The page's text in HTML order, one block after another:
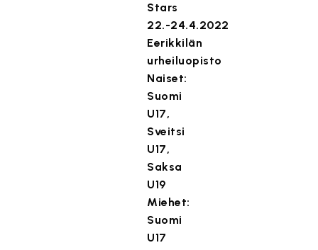
Stars
22.-24.4.2022
Eerikkilän
urheiluopisto
Naiset:
Suomi
U17,
Sveitsi
U17,
Saksa
U19
Miehet:
Suomi
U17